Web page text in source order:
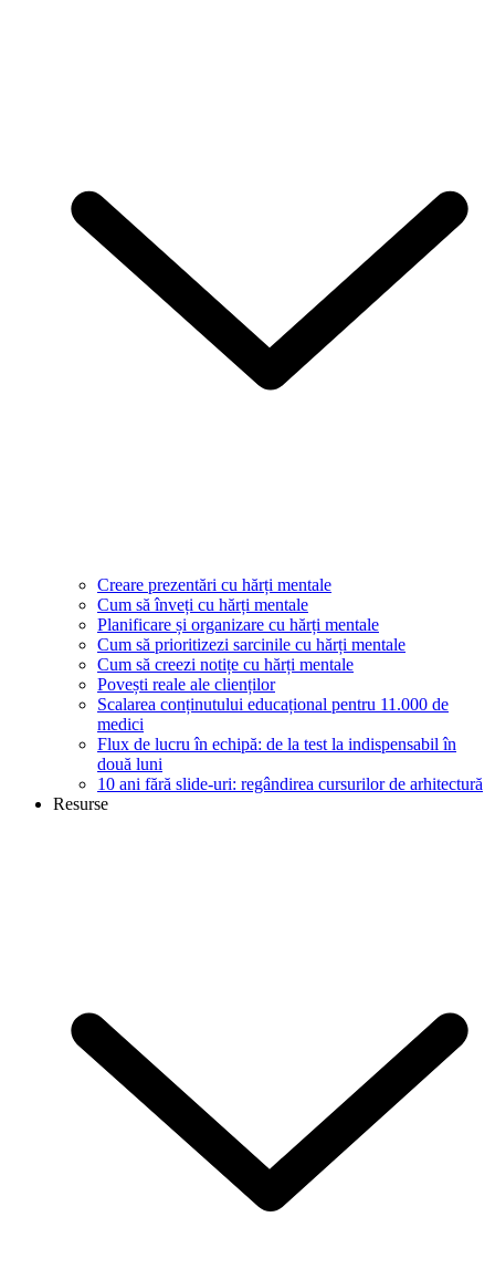
Creare prezentări cu hărți mentale
Cum să înveți cu hărți mentale
Planificare și organizare cu hărți mentale
Cum să prioritizezi sarcinile cu hărți mentale
Cum să creezi notițe cu hărți mentale
Povești reale ale clienților
Scalarea conținutului educațional pentru 11.000 de
medici
Flux de lucru în echipă: de la test la indispensabil în
două luni
10 ani fără slide-uri: regândirea cursurilor de arhitectură
Resurse